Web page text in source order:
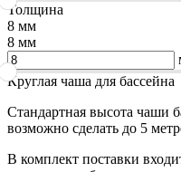
Толщина
8 мм
8 мм
Круглая чаша для бассейна
Стандартная высота чаши
возможно сделать до 5
В комплект поставки